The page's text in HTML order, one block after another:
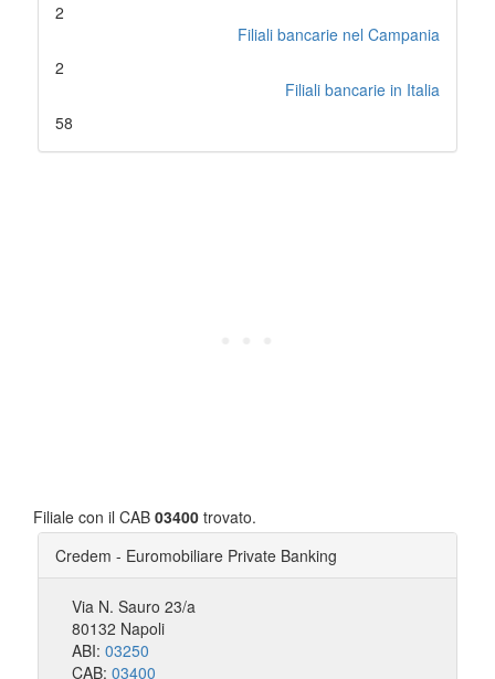
2
Filiali bancarie nel Campania
2
Filiali bancarie in Italia
58
Filiale con il CAB 03400 trovato.
Credem - Euromobiliare Private Banking
Via N. Sauro 23/a
80132 Napoli
ABI: 03250
CAB: 03400